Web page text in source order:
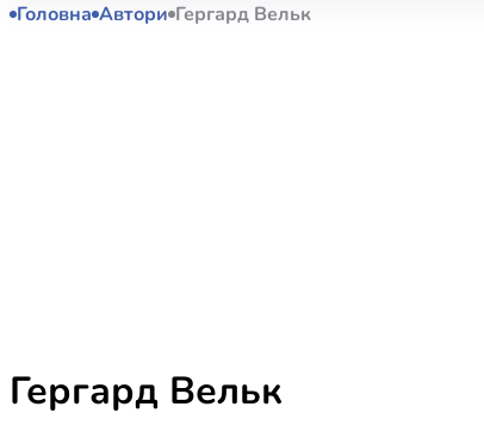
Акційні пропозиції
Головна Автори Гергард Вельк
Гергард Вельк